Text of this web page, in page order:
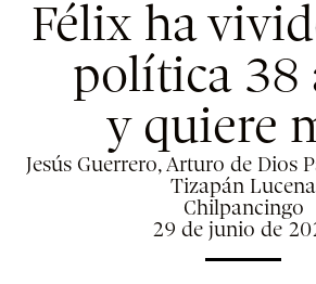
Félix ha
política 38
y quiere
Jesús Guerrero, Arturo de Dios
Tizapán Lucena
Chilpancingo
29 de junio de